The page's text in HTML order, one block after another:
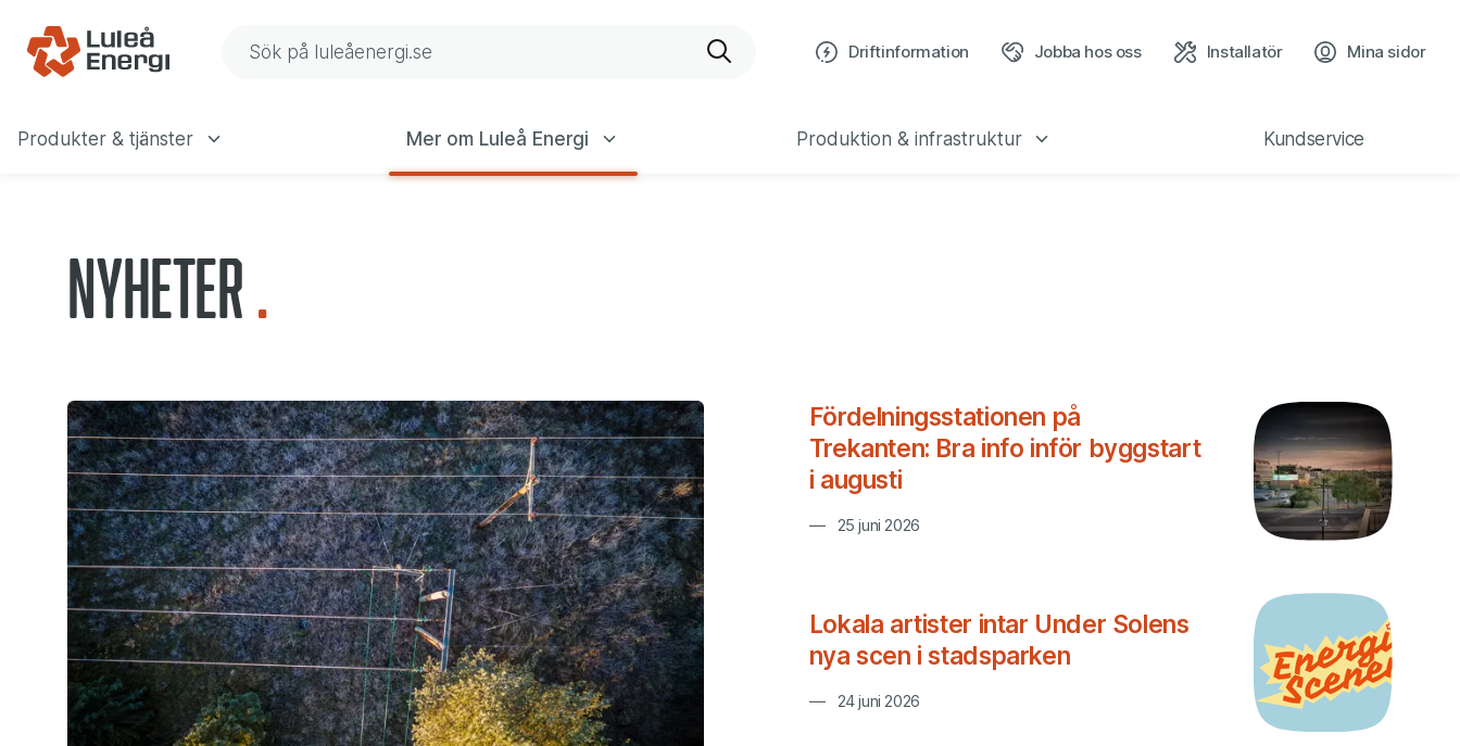
Gå till navigering
Gå till innehåll Sök på Luleå Energis webbplats Driftinformation Jobba hos oss Installatör
Mina sidor
Huvudmeny
Produkter & tjänster Mer om Luleå Energi Produktion & infrastruktur Kundservice
Nyheter
Senaste händelserna
Fördelningsstationen på
Trekanten: Bra info inför byggstart
i augusti
25 juni 2026
Lokala artister intar Under Solens
nya scen i stadsparken
24 juni 2026